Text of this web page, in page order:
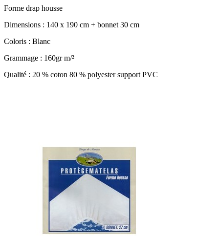
Forme drap housse
Dimensions : 140 x 190 cm + bonnet 30 cm
Coloris : Blanc
Grammage : 160gr m/²
Qualité : 20 % coton 80 % polyester support PVC